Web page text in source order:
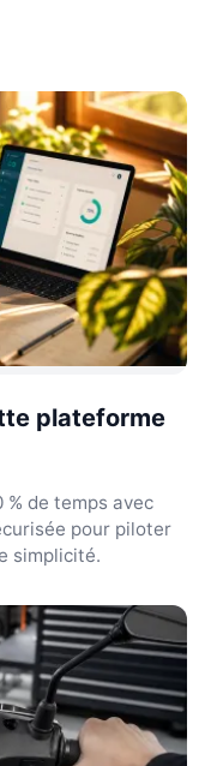
plateforme
de temps avec
pour piloter
simplicité.